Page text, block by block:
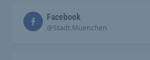
Facebook
@Stadt.Muenchen